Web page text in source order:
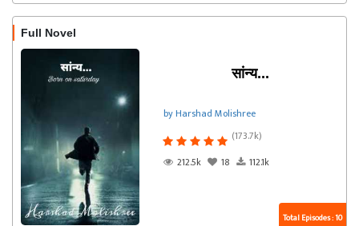
Full Novel
सांन्य...
by Harshad Molishree
(173.7k)
212.5k
18 112.1k
Total Episodes : 10